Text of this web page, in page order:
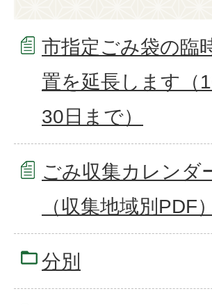
市指定ごみ袋の臨
置を延長します（
30日まで）
ごみ収集カレンダ
（収集地域別PDF）
分別